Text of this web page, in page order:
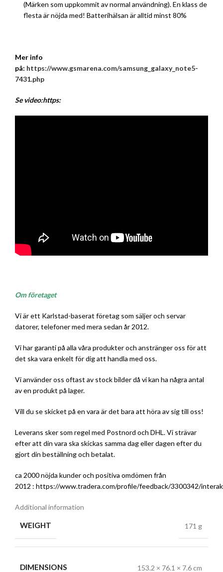
(Märken som uppkommit av normal användning). En klass de
flesta är nöjda med! Batterihälsan är alltid minst 80%
Mer info
på: https://www.gsmarena.com/samsung_galaxy_note5-
7431.php
Se video:https:
Om företaget
Vi är ett Karlstad-baserat företag som säljer och servar
datorer, telefoner med mera sedan år 2012.
Vi har garanti på alla våra produkter och anstränger oss för att
det ska vara enkelt för dig att handla med oss.
Vi använder oss oftast av stock bilder då vi kan ha några antal
av en produkt på lager.
Vill du se skicket på en vara är det bara att höra av sig till oss!
Leverans sker som regel med Postnord och DHL. Vi strävar
efter att din vara ska skickas samma dag eller dagen efter du
gjort din beställning och betalat.
ca 2000 nöjda kunder och positiva omdömen från
2012 : https://www.tradera.com/profile/feedback/3300342/
Additional information
WEIGHT 171 g
DIMENSIONS 153.2 × 76.1 × 7.6 cm